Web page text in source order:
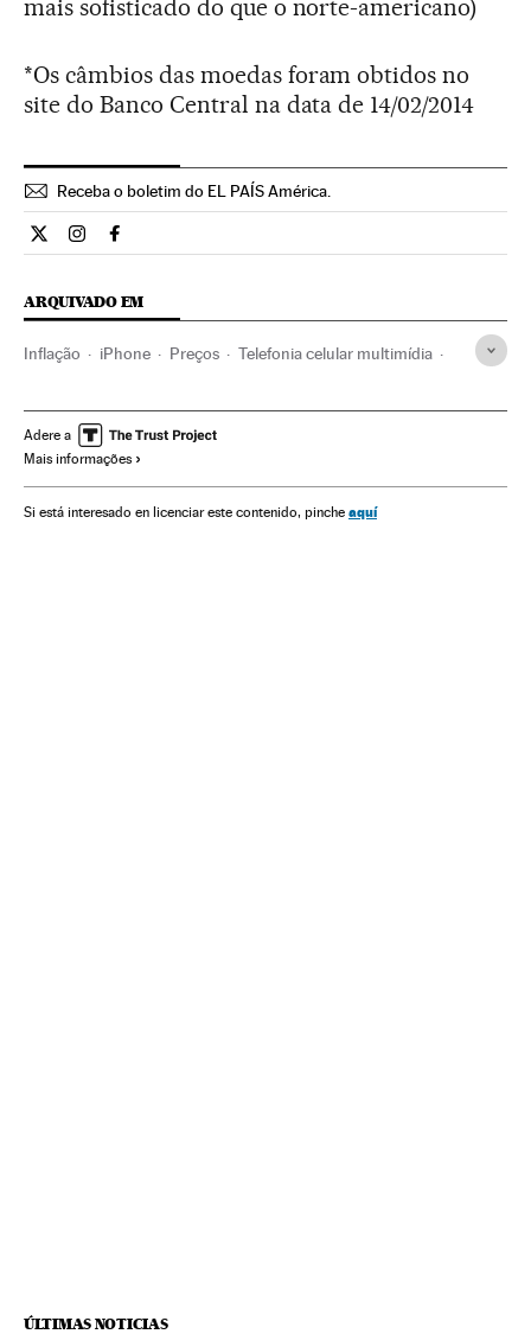
mais sofisticado do que o norte-americano)
*Os câmbios das moedas foram obtidos no
site do Banco Central na data de 14/02/2014
Receba o boletim do EL PAÍS América.
Economia El País Brasil en Twitter
Economia El País Brasil en Instagram
Economia El País Brasil en Facebook
ARQUIVADO EM
Inflação iPhone Preços Telefonia celular multimídia
Veículos Telefonia América do Sul
Comunicações Comércio Mobilidade Tecnologia
Adere a
Mais informações
Si está interesado en licenciar este contenido, pinche aquí
ÚLTIMAS NOTICIAS